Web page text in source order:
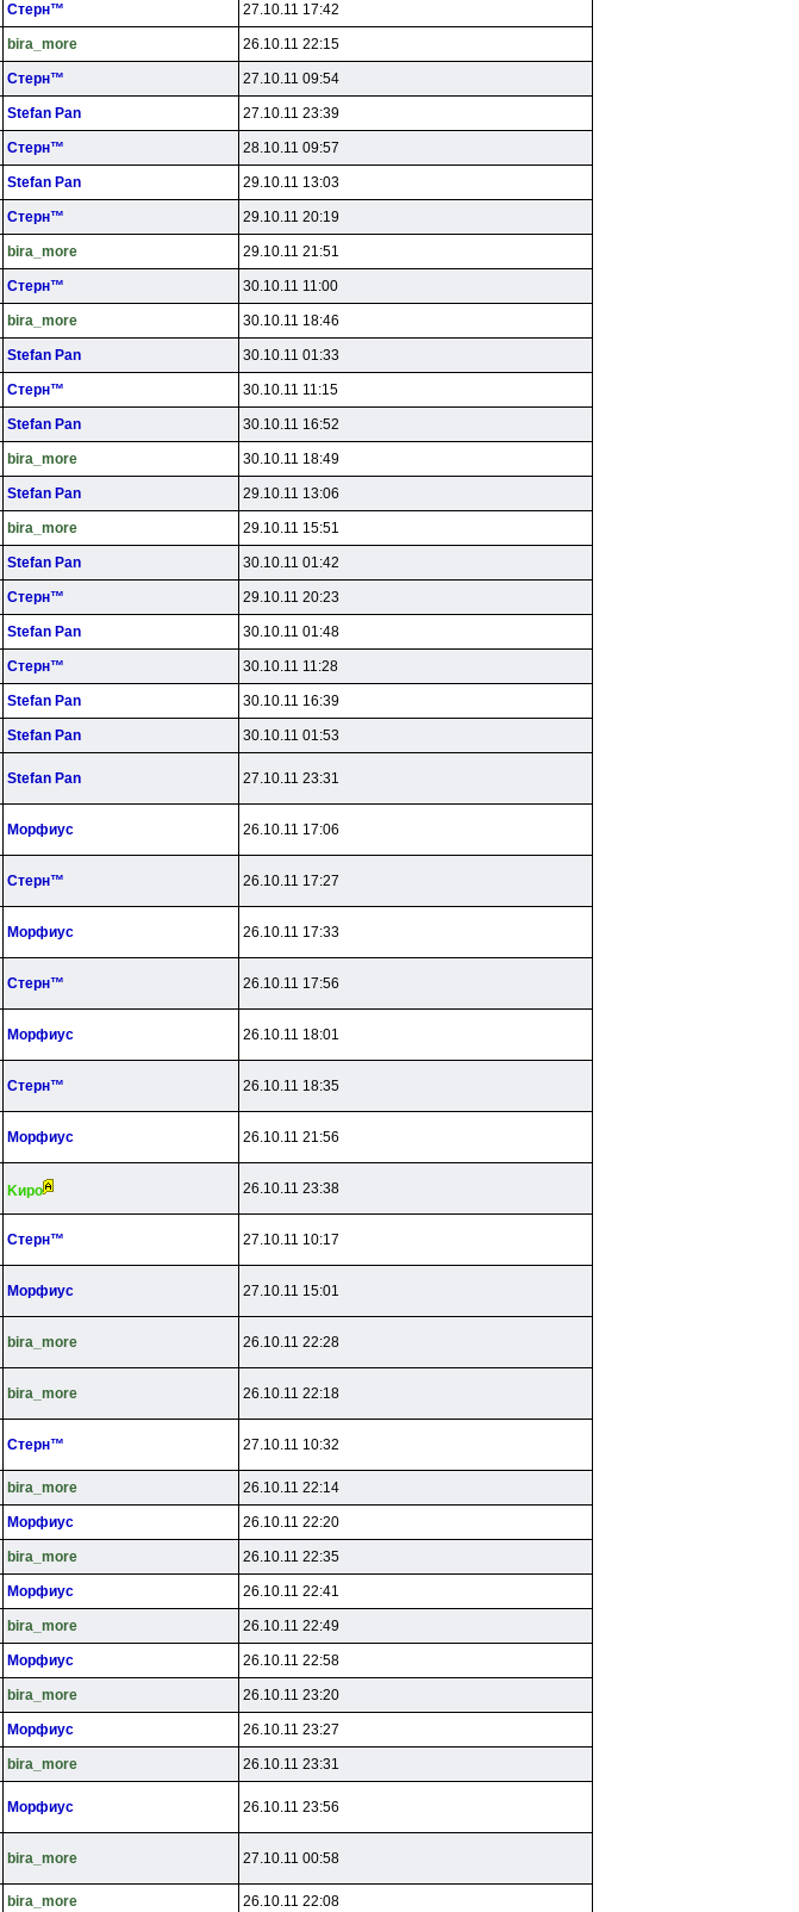
Cтepн™ 27.10.11 17:42
bira_more 26.10.11 22:15
Cтepн™ 27.10.11 09:54
Stefan Pan 27.10.11 23:39
Cтepн™ 28.10.11 09:57
Stefan Pan 29.10.11 13:03
Cтepн™ 29.10.11 20:19
bira_more 29.10.11 21:51
Cтepн™ 30.10.11 11:00
bira_more 30.10.11 18:46
Stefan Pan 30.10.11 01:33
Cтepн™ 30.10.11 11:15
Stefan Pan 30.10.11 16:52
bira_more 30.10.11 18:49
Stefan Pan 29.10.11 13:06
bira_more 29.10.11 15:51
Stefan Pan 30.10.11 01:42
Cтepн™ 29.10.11 20:23
Stefan Pan 30.10.11 01:48
Cтepн™ 30.10.11 11:28
Stefan Pan 30.10.11 16:39
Stefan Pan 30.10.11 01:53
Stefan Pan 27.10.11 23:31
Mopфиyc 26.10.11 17:06
Cтepн™ 26.10.11 17:27
Mopфиyc 26.10.11 17:33
Cтepн™ 26.10.11 17:56
Mopфиyc 26.10.11 18:01
Cтepн™ 26.10.11 18:35
Mopфиyc 26.10.11 21:56
Kиpo 26.10.11 23:38
Cтepн™ 27.10.11 10:17
Mopфиyc 27.10.11 15:01
bira_more 26.10.11 22:28
bira_more 26.10.11 22:18
Cтepн™ 27.10.11 10:32
bira_more 26.10.11 22:14
Mopфиyc 26.10.11 22:20
bira_more 26.10.11 22:35
Mopфиyc 26.10.11 22:41
bira_more 26.10.11 22:49
Mopфиyc 26.10.11 22:58
bira_more 26.10.11 23:20
Mopфиyc 26.10.11 23:27
bira_more 26.10.11 23:31
Mopфиyc 26.10.11 23:56
bira_more 27.10.11 00:58
bira_more 26.10.11 22:08